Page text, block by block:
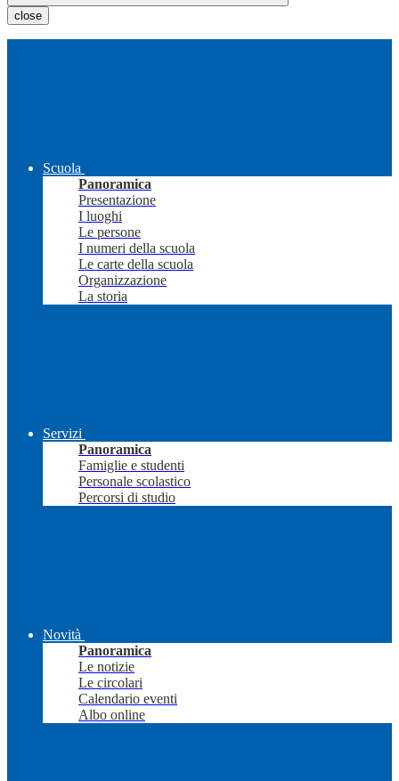
close
Scuola
Panoramica
Presentazione
I luoghi
Le persone
I numeri della scuola
Le carte della scuola
Organizzazione
La storia
Servizi
Panoramica
Famiglie e studenti
Personale scolastico
Percorsi di studio
Novità
Panoramica
Le notizie
Le circolari
Calendario eventi
Albo online